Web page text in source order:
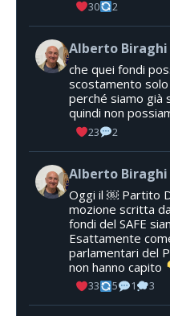
30 2
Alberto Biraghi
che quei fondi
scostamento
perché siamo già
quindi non
23 2
Alberto Biraghi
Oggi il ￼ Partito
mozione scritta
fondi del SAFE
Esattamente
parlamentari del
non hanno capito
33 5 1 3